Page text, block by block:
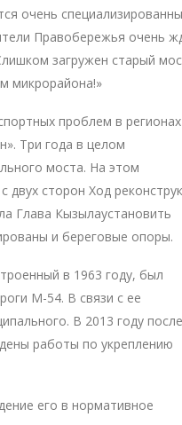
очень
Правобережья очень
загружен старый
микрорайона!»
проблем в регионах
Три года в целом
моста. На этом
двух сторон Ход
Глава Кызылаустановить
и береговые опоры.
в 1963 году, был
М-54. В связи с ее
В 2013 году после
работы по укреплению
его в нормативное